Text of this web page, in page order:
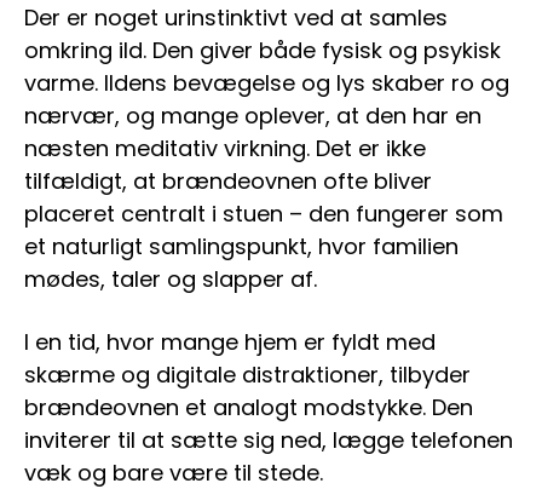
Der er noget urinstinktivt ved at samles
omkring ild. Den giver både fysisk og psykisk
varme. Ildens bevægelse og lys skaber ro og
nærvær, og mange oplever, at den har en
næsten meditativ virkning. Det er ikke
tilfældigt, at brændeovnen ofte bliver
placeret centralt i stuen – den fungerer som
et naturligt samlingspunkt, hvor familien
mødes, taler og slapper af.
I en tid, hvor mange hjem er fyldt med
skærme og digitale distraktioner, tilbyder
brændeovnen et analogt modstykke. Den
inviterer til at sætte sig ned, lægge telefonen
væk og bare være til stede.